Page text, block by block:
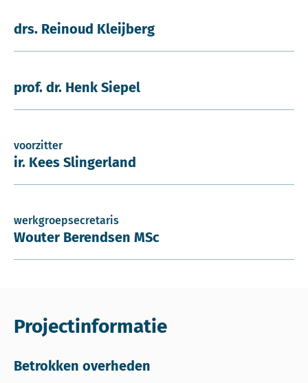
drs. Reinoud Kleijberg
prof. dr. Henk Siepel
voorzitter
ir. Kees Slingerland
werkgroepsecretaris
Wouter Berendsen MSc
Projectinformatie
Betrokken overheden